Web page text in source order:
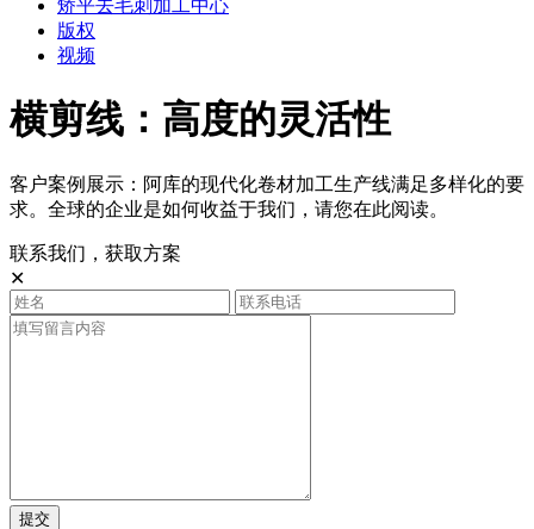
矫平去毛刺加工中心
版权
视频
横剪线：高度的灵活性
客户案例展示：阿库的现代化卷材加工生产线满足多样化的要
求。全球的企业是如何收益于我们，请您在此阅读。
联系我们，获取方案
✕
提交